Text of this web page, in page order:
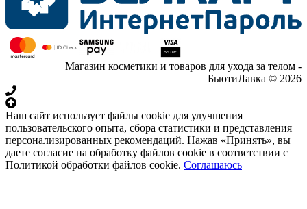
Магазин косметики и товаров для ухода за телом -
БьютиЛавка © 2026
Наш сайт использует файлы cookie для улучшения
пользовательского опыта, сбора статистики и представления
персонализированных рекомендаций. Нажав «Принять», вы
даете согласие на обработку файлов cookie в соответствии с
Политикой обработки файлов cookie. Соглашаюсь